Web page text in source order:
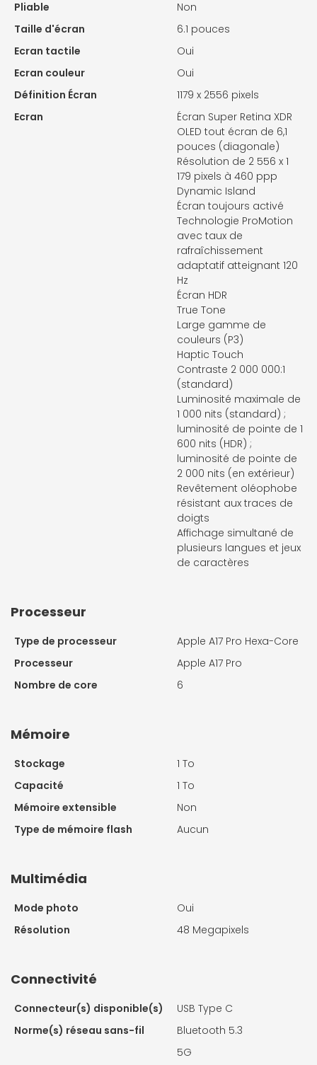
Pliable
Non
Taille d'écran
6.1 pouces
Ecran tactile
Oui
Ecran couleur
Oui
Définition Écran
1179 x 2556 pixels
Ecran
Écran Super Retina XDR
OLED tout écran de 6,1
pouces (diagonale)
Résolution de 2 556 x 1
179 pixels à 460 ppp
Dynamic Island
Écran toujours activé
Technologie ProMotion
avec taux de
rafraîchissement
adaptatif atteignant 120
Hz
Écran HDR
True Tone
Large gamme de
couleurs (P3)
Haptic Touch
Contraste 2 000 000:1
(standard)
Luminosité maximale de
1 000 nits (standard) ;
luminosité de pointe de 1
600 nits (HDR) ;
luminosité de pointe de
2 000 nits (en extérieur)
Revêtement oléophobe
résistant aux traces de
doigts
Affichage simultané de
plusieurs langues et jeux
de caractères
Processeur
Type de processeur
Apple A17 Pro Hexa-Core
Processeur
Apple A17 Pro
Nombre de core
6
Mémoire
Stockage
1 To
Capacité
1 To
Mémoire extensible
Non
Type de mémoire flash
Aucun
Multimédia
Mode photo
Oui
Résolution
48 Megapixels
Connectivité
Connecteur(s) disponible(s)
USB Type C
Norme(s) réseau sans-fil
Bluetooth 5.3
5G